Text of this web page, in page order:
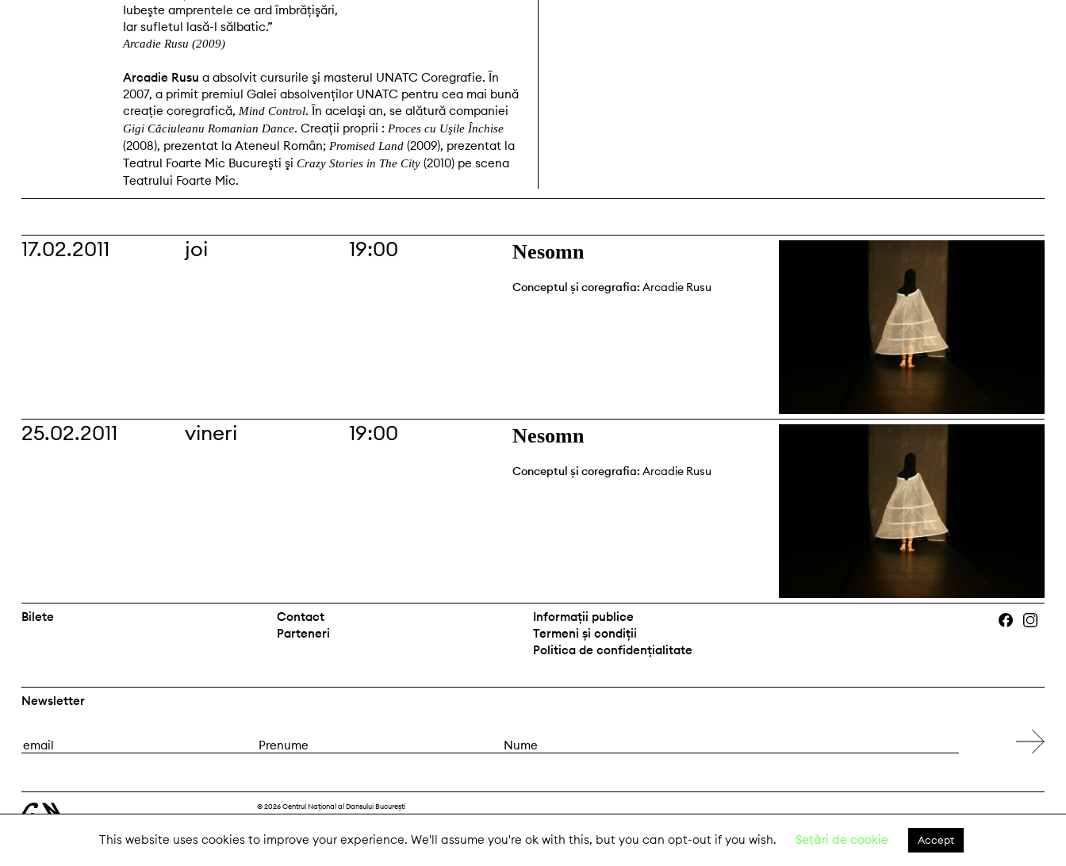
Iubeşte amprentele ce ard îmbrăţişări,
Iar sufletul lasă-l sălbatic.”
Arcadie Rusu (2009)
Arcadie Rusu a absolvit cursurile şi masterul UNATC Coregrafie. În
2007, a primit premiul Galei absolvenţilor UNATC pentru cea mai bună
creaţie coregrafică, Mind Control. În acelaşi an, se alătură companiei
Gigi Căciuleanu Romanian Dance. Creaţii proprii : Proces cu Uşile Închise
(2008), prezentat la Ateneul Român; Promised Land(2009), prezentat la
Teatrul Foarte Mic Bucureşti şi Crazy Stories in The City(2010) pe scena
Teatrului Foarte Mic.
17.02.2011 joi 19:00 Nesomn
Conceptul și coregrafia: Arcadie Rusu
25.02.2011 vineri 19:00 Nesomn
Conceptul și coregrafia: Arcadie Rusu
Bilete
Contact
Parteneri
Informații publice
Termeni și condiții
Politica de confidențialitate
Newsletter
E
i
l
P
n
u
e
N
e
© 2026 Centrul Național al Dansului București
This website uses cookies to improve your experience. We'll assume you're ok with this, but you can opt-out if you wish. Setări de cookie Accept